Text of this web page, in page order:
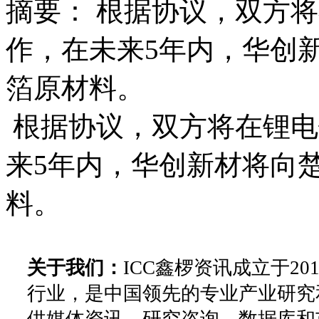
摘要： 根据协议，双方
作，在未来5年内，华创
箔原材料。
根据协议，双方将在锂
来5年内，华创新材将向
料。
关于我们： ICC鑫椤资讯成立于
行业，是中国领先的专业产业研